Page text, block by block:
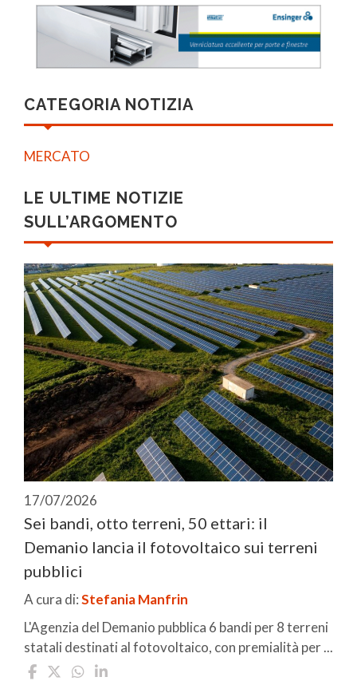
CATEGORIA NOTIZIA
MERCATO
LE ULTIME NOTIZIE
SULL’ARGOMENTO
17/07/2026
Sei bandi, otto terreni, 50 ettari: il
Demanio lancia il fotovoltaico sui terreni
pubblici
A cura di:Stefania Manfrin
L'Agenzia del Demanio pubblica 6 bandi per 8 terreni
statali destinati al fotovoltaico, con premialità per ...